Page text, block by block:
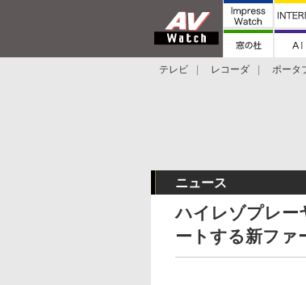
テレビ レコーダ ポータ
ニュース
ハイレゾプレー
ートする新ファ